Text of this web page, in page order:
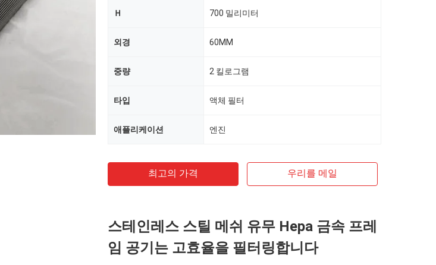
Ｈ 700 밀리미터
외경 60MM
중량 2 킬로그램
타입 액체 필터
애플리케이션 엔진
최고의 가격 우리를 메일
스테인레스 스틸 메쉬 유무 Hepa 금속 프레
임 공기는 고효율을 필터링합니다